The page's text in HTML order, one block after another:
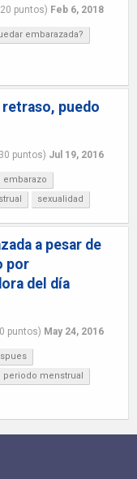
puntos) Feb 6, 2018
embarazada?
puedo
puntos) Jul 19, 2016
embarazo
sexualidad
a pesar de
por
del día
puntos) May 24, 2016
periodo menstrual